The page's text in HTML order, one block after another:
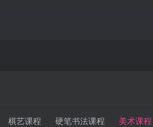
棋艺课程 硬笔书法课程 美术课程